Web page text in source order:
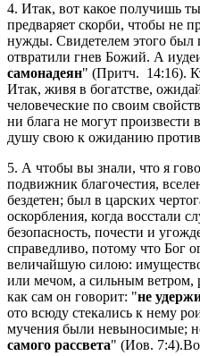
4. Итак, вот какое получишь
предваряет скорби, чтобы не
нужды. Свидетелем этого был
отвратили гнев Божий. А
самонадеян" (Притч. 14:16).
Итак, живя в богатстве,
человеческие по своим
ни блага не могут
душу свою к ожиданию
5. А чтобы вы знали, что я
подвижник благочестия,
бездетен; был в царских
оскорбления, когда восстали
безопасность, почести и
справедливо, потому что Бог
величайшую силою:
или мечом, а сильным ветром,
как сам он говорит: "не
ото всюду стекались к нему
мучения были невыносимые;
самого рассвета" (Иов.